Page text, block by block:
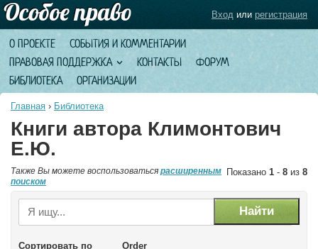
О ПРОЕКТЕ
СОБЫТИЯ И КОММЕНТАРИИ
ПРАВОВАЯ ПОДДЕРЖКА
КОНТАКТЫ
ФОРУМ
БИБЛИОТЕКА
ОРГАНИЗАЦИИ
Вход или регистрация
Главная › Библиотека
Книги автора Климонтович
Е.Ю.
Показано 1 - 8 из 8
Также Вы можете воспользоваться расширенным
поиском
Сортировать по Order